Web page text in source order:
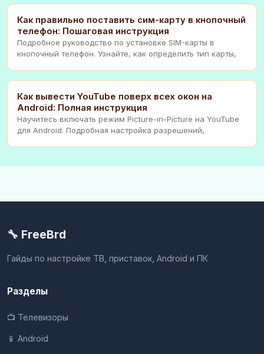
Как правильно поставить сим-карту в кнопочный
телефон: Пошаговая инструкция
Подробное руководство по установке SIM-карты в
кнопочный телефон. Узнайте, как определить тип карты,
Как вывести YouTube поверх всех окон на
Android: Полная инструкция
Научитесь включать режим Picture-in-Picture на YouTube
для Android. Подробная настройка разрешений,
🔧 FreeBrd
Гайды по настройке ТВ, приставок, Android и ПК
Разделы
📺 Телевизоры
📱 Android